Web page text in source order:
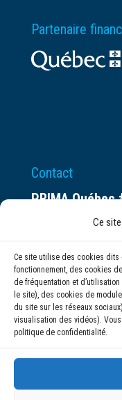
Ce
Ce site utilise des cookies dits
fonctionnement, des cookies
de fréquentation et
le site), des cookies de
du site sur les réseaux
visualisation des vidéos).
politique de confidentialité.
Partenaire
Contact
PRIMA Québec
Espace ax.c
Montréal (QC)
(514) 284-0211